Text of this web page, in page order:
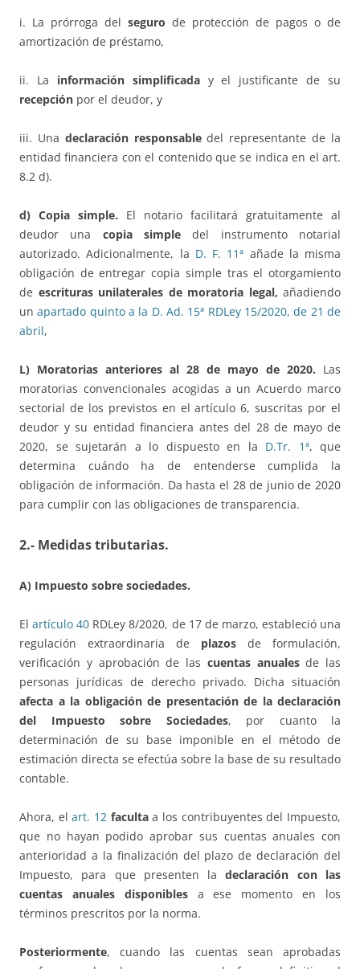
i. La prórroga del seguro de protección de pagos o de
amortización de préstamo,
ii. La información simplificaday el justificante de su
recepción por el deudor, y
iii. Una declaración responsabledel representante de la
entidad financiera con el contenido que se indica en el art.
8.2 d).
d) Copia simple. El notario facilitará gratuitamente al
deudor una copia simple del instrumento notarial
autorizado. Adicionalmente, la D. F. 11ª añade la misma
obligación de entregar copia simple tras el otorgamiento
de escrituras unilaterales de moratoria legal, añadiendo
unapartado quinto a la D. Ad. 15ª RDLey 15/2020, de 21 de
abril,
L) Moratorias anteriores al 28 de mayo de 2020. Las
moratorias convencionales acogidas a un Acuerdo marco
sectorial de los previstos en el artículo 6, suscritas por el
deudor y su entidad financiera antes del 28 de mayo de
2020, se sujetarán a lo dispuesto en la D.Tr. 1ª, que
determina cuándo ha de entenderse cumplida la
obligación de información. Da hasta el 28 de junio de 2020
para cumplir con las obligaciones de transparencia.
2.- Medidas tributarias.
A) Impuesto sobre sociedades.
Elartículo 40 RDLey 8/2020, de 17 de marzo, estableció una
regulación extraordinaria de plazos de formulación,
verificación y aprobación de las cuentas anualesde las
personas jurídicas de derecho privado. Dicha situación
afecta a la obligación de presentación de la declaración
del Impuesto sobre Sociedades, por cuanto la
determinación de su base imponible en el método de
estimación directa se efectúa sobre la base de su resultado
contable.
Ahora, elart. 12 facultaa los contribuyentes del Impuesto,
que no hayan podido aprobar sus cuentas anuales con
anterioridad a la finalización del plazo de declaración del
Impuesto, para que presenten ladeclaración con las
cuentas anuales disponiblesa ese momento en los
términos prescritos por la norma.
Posteriormente, cuando las cuentas sean aprobadas